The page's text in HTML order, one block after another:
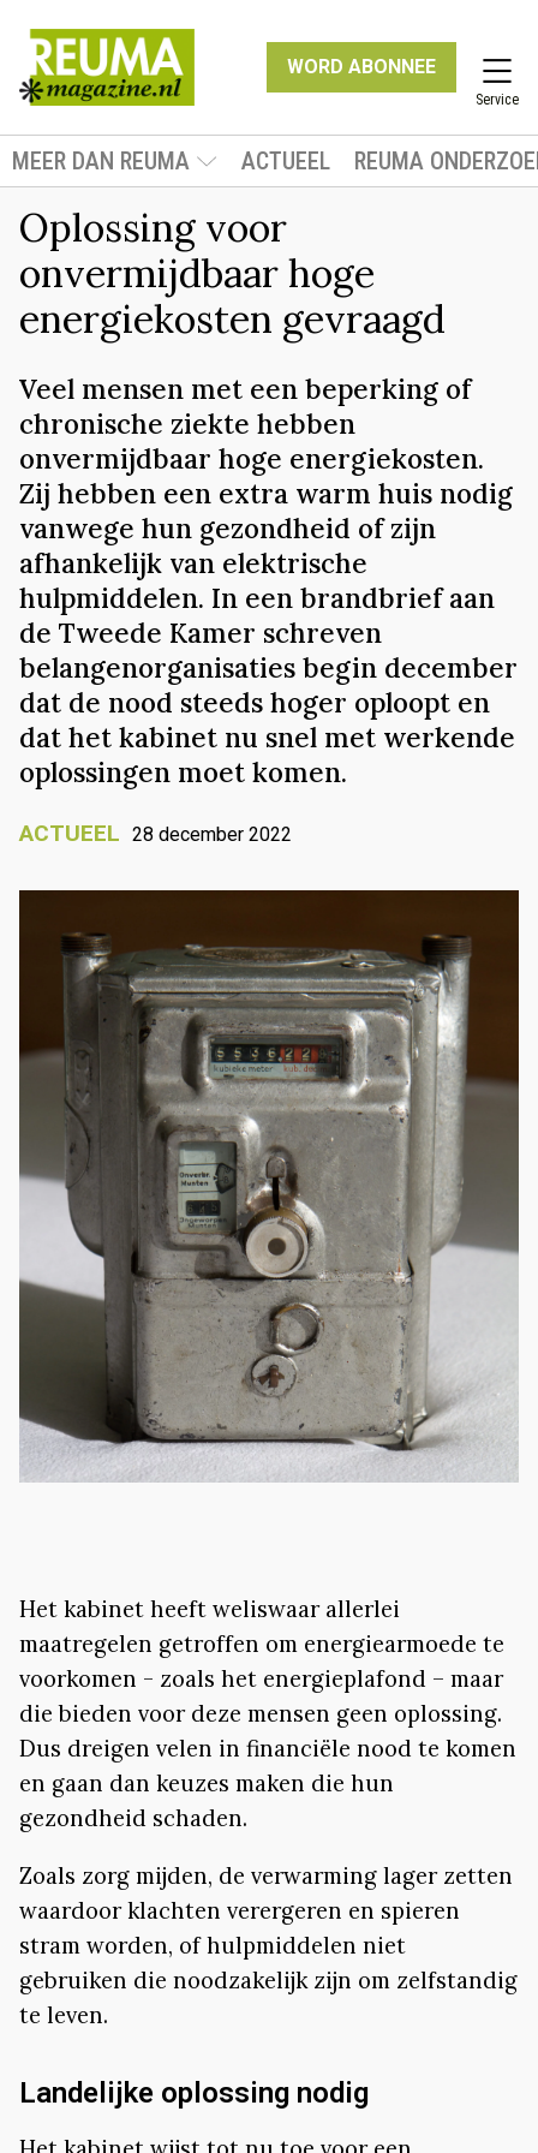
WORD ABONNEE
Service
MEER DAN REUMA ACTUEEL REUMA
Oplossing voor
onvermijdbaar hoge
energiekosten gevraagd
Veel mensen met een beperking of
chronische ziekte hebben
onvermijdbaar hoge energiekosten.
Zij hebben een extra warm huis nodig
vanwege hun gezondheid of zijn
afhankelijk van elektrische
hulpmiddelen. In een brandbrief aan
de Tweede Kamer schreven
belangenorganisaties begin december
dat de nood steeds hoger oploopt en
dat het kabinet nu snel met werkende
oplossingen moet komen.
ACTUEEL 28 december 2022
Het kabinet heeft weliswaar allerlei
maatregelen getroffen om energiearmoede te
voorkomen - zoals het energieplafond – maar
die bieden voor deze mensen geen oplossing.
Dus dreigen velen in financiële nood te komen
en gaan dan keuzes maken die hun
gezondheid schaden.
Zoals zorg mijden, de verwarming lager zetten
waardoor klachten verergeren en spieren
stram worden, of hulpmiddelen niet
gebruiken die noodzakelijk zijn om zelfstandig
te leven.
Landelijke oplossing nodig